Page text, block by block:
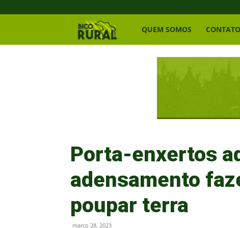
Bico
QUEM SOMOS CONTATO
Porta-enxertos
adensamento
poupar terra
março 28, 2023